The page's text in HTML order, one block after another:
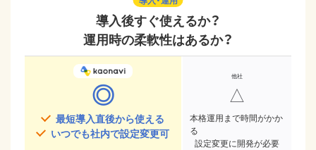
導入後すぐ使えるか？
運用時の柔軟性はあるか？
◎
最短導入直後から使える
いつでも社内で設定変更可
△
本格運用まで時間がかか
る
設定変更に開発が必要